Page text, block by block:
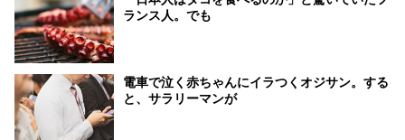
ランス人。でも
電車で泣く赤ちゃんにイラつくオジサン。する
と、サラリーマンが